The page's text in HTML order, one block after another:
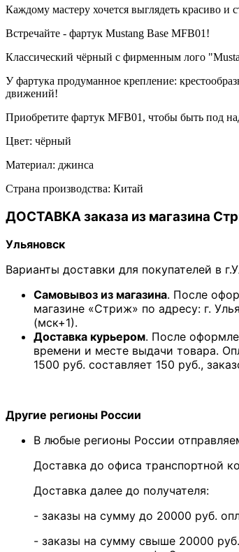
Каждому мастеру хочется выглядеть красиво
Встречайте - фартук Mustang Base MFB01!
Классический чёрный с фирменным лого
У фартука продуманное крепление:
движений!
Приобретите фартук MFB01, чтобы быть под
Цвет: чёрный
Материал: джинса
Страна производства: Китай
ДОСТАВКА заказа из магазина
Ульяновск
Варианты доставки для покупателей в
Самовывоз из магазина. После
магазине «Стриж» по адресу: г.
(мск+1).
Доставка курьером. После
времени и месте выдачи товара.
1500 руб. составляет 150 руб.,
Другие регионы России
В любые регионы России
Доставка до офиса транспортной
Доставка далее до получателя:
- заказы на сумму до 20000 руб.
- заказы на сумму свыше 20000